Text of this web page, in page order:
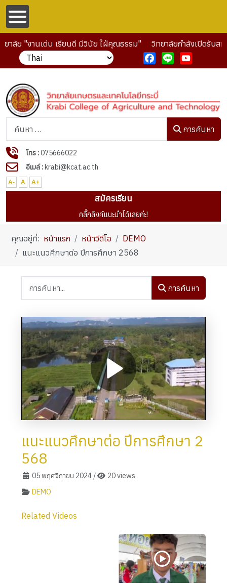
ลัย "งานเด่น เรียนดี มีวินัย ใฝ่คุณธรรม" วิทยาลัยกำลังเปิดรับส
Facebook
Line YouTube
การค้นหา การค้นหา
โทร :075666022
อีเมล์ :krabi@kcat.ac.th
A- A A+
สมัครเรียน
คลื๊กลิงค์แนะนำได้เลยค่ะ!
คุณอยู่ที่: หน้าแรก หน้าวีดีโอ
DEMO
แนะแนวศึกษาต่อ ปีการศึกษา 2568
การค้นหา
แนะแนวศึกษาต่อ ปีการศึกษา 2
568
05 พฤศจิกายน 2024/
20 views
DEMO
Related Videos